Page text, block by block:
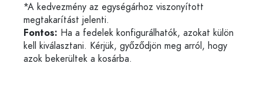
*A kedvezmény az egységárhoz viszonyított
megtakarítást jelenti.
Fontos: Ha a fedelek konfigurálhatók, azokat külön
kell kiválasztani. Kérjük, győződjön meg arról, hogy
azok bekerültek a kosárba.